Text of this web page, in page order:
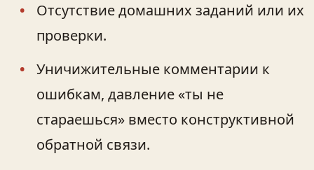
Отсутствие домашних заданий или их
проверки.
Уничижительные комментарии к
ошибкам, давление «ты не
стараешься» вместо конструктивной
обратной связи.